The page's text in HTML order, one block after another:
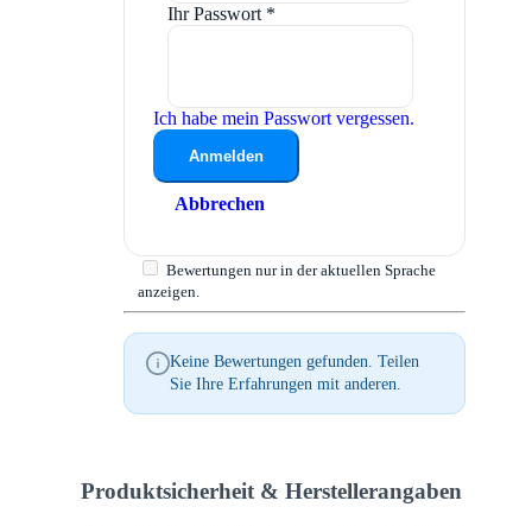
Ihr Passwort *
Ich habe mein Passwort vergessen.
Anmelden
Abbrechen
Bewertungen nur in der aktuellen Sprache
anzeigen.
Keine Bewertungen gefunden. Teilen
Sie Ihre Erfahrungen mit anderen.
Produktsicherheit & Herstellerangaben